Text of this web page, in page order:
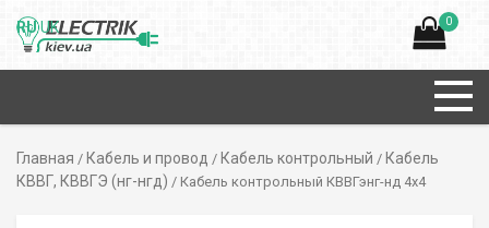
0
Главная / Кабель и провод / Кабель контрольный / Кабель
КВВГ, КВВГЭ (нг-нгд) / Кабель контрольный КВВГэнг-нд 4х4
RUUK